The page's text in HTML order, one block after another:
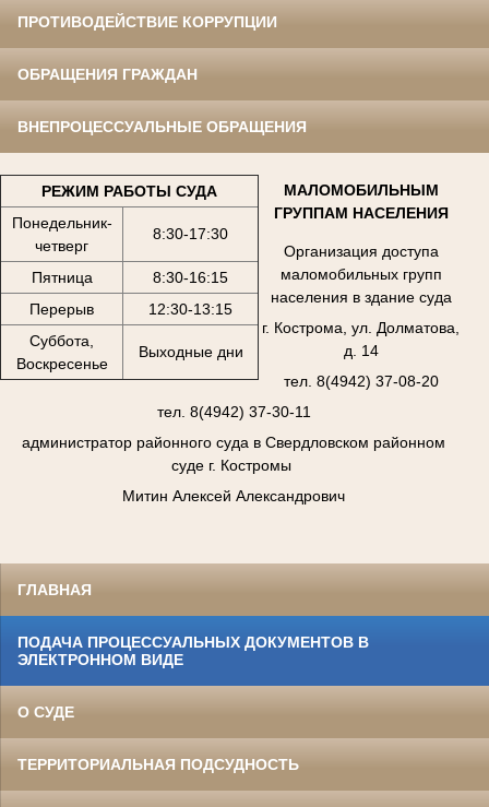
ПРОТИВОДЕЙСТВИЕ КОРРУПЦИИ
ОБРАЩЕНИЯ ГРАЖДАН
ВНЕПРОЦЕССУАЛЬНЫЕ ОБРАЩЕНИЯ
РЕЖИМ РАБОТЫ СУДА
Понедельник-
четверг
8:30-17:30
Пятница
8:30-16:15
Перерыв
12:30-13:15
Суббота,
Воскресенье
Выходные дни
МАЛОМОБИЛЬНЫМ
ГРУППАМ НАСЕЛЕНИЯ
Организация доступа
маломобильных групп
населения в здание суда
г. Кострома, ул. Долматова,
д. 14
тел. 8(4942) 37-08-20
тел. 8(4942) 37-30-11
администратор районного суда в Свердловском районном
суде г. Костромы
Митин Алексей Александрович
ГЛАВНАЯ
ПОДАЧА ПРОЦЕССУАЛЬНЫХ ДОКУМЕНТОВ В
ЭЛЕКТРОННОМ ВИДЕ
О СУДЕ
ТЕРРИТОРИАЛЬНАЯ ПОДСУДНОСТЬ